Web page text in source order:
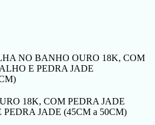
NO BANHO OURO 18K, COM
E PEDRA JADE
18K, COM PEDRA JADE
JADE (45CM a 50CM)